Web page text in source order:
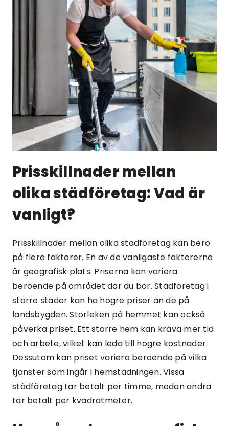
Prisskillnader mellan
olika städföretag: Vad är
vanligt?
Prisskillnader mellan olika städföretag kan bero
på flera faktorer. En av de vanligaste faktorerna
är geografisk plats. Priserna kan variera
beroende på området där du bor. Städföretag i
större städer kan ha högre priser än de på
landsbygden. Storleken på hemmet kan också
påverka priset. Ett större hem kan kräva mer tid
och arbete, vilket kan leda till högre kostnader.
Dessutom kan priset variera beroende på vilka
tjänster som ingår i hemstädningen. Vissa
städföretag tar betalt per timme, medan andra
tar betalt per kvadratmeter.